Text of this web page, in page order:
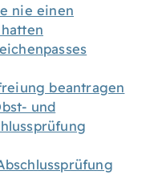
nie einen
beantragen
und